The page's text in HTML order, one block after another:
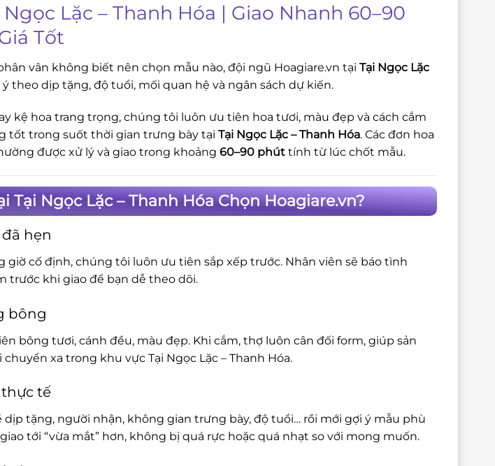
Lặc – Thanh Hóa | Giao Nhanh 60–90
Tốt
vân không biết nên chọn mẫu nào, đội ngũ Hoagiare.vn tại Tại Ngọc Lặc
ý theo dịp tặng, độ tuổi, mối quan hệ và ngân sách dự kiến.
kệ hoa trang trọng, chúng tôi luôn ưu tiên hoa tươi, màu đẹp và cách cắm
tốt trong suốt thời gian trưng bày tại Tại Ngọc Lặc – Thanh Hóa. Các đơn hoa
được xử lý và giao trong khoảng 60–90 phút tính từ lúc chốt mẫu.
Tại Ngọc Lặc – Thanh Hóa Chọn Hoagiare.vn?
hẹn
giờ cố định, chúng tôi luôn ưu tiên sắp xếp trước. Nhân viên sẽ báo tình
trước khi giao để bạn dễ theo dõi.
bông
bông tươi, cánh đều, màu đẹp. Khi cắm, thợ luôn cân đối form, giúp sản
xa trong khu vực Tại Ngọc Lặc – Thanh Hóa.
tế
tặng, người nhận, không gian trưng bày, độ tuổi… rồi mới gợi ý mẫu phù
tới “vừa mắt” hơn, không bị quá rực hoặc quá nhạt so với mong muốn.